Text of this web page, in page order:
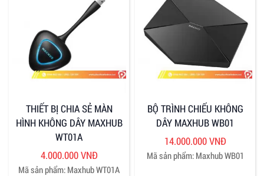
THIẾT BỊ CHIA SẺ MÀN
HÌNH KHÔNG DÂY MAXHUB
WT01A
4.000.000 VNĐ
Mã sản phẩm: Maxhub WT01A
BỘ TRÌNH CHIẾU KHÔNG
DÂY MAXHUB WB01
14.000.000 VNĐ
Mã sản phẩm: Maxhub WB01